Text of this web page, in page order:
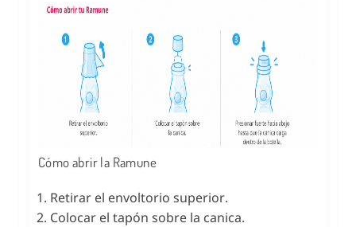
Cómo abrir la Ramune
Retirar el envoltorio superior.
Colocar el tapón sobre la canica.